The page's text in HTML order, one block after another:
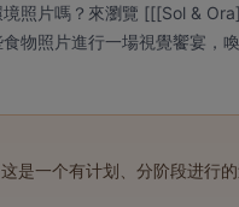
照片嗎？來瀏覽 [[[Sol &
物照片進行一場視覺饗宴，喚
是一个有计划、分阶段进行